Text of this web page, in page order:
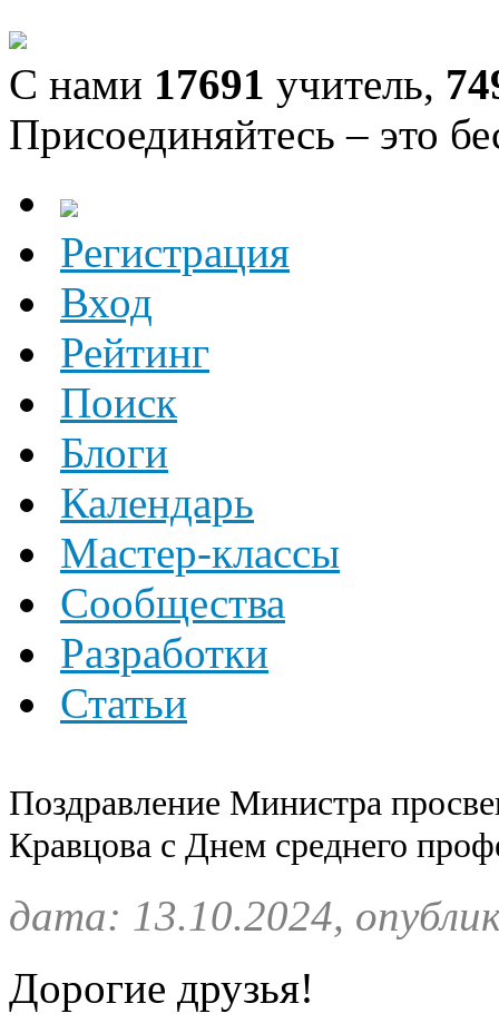
С нами 17691 учитель,
Присоединяйтесь – это
Регистрация
Вход
Рейтинг
Поиск
Блоги
Календарь
Мастер-классы
Сообщества
Разработки
Статьи
Поздравление Министра
Кравцова с Днем среднего
дата: 13.10.2024,
Дорогие друзья!